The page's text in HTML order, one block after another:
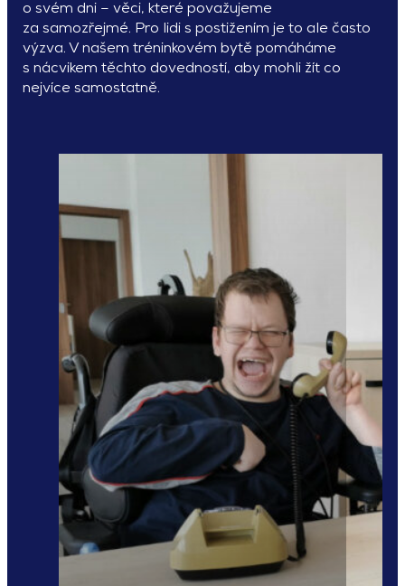
o svém dni – věci, které považujeme
za samozřejmé. Pro lidi s postižením je to ale často
výzva. V našem tréninkovém bytě pomáháme
s nácvikem těchto dovedností, aby mohli žít co
nejvíce samostatně.